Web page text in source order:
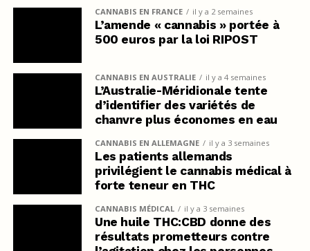
CANNABIS EN FRANCE il y a 2 semaines
L’amende « cannabis » portée à
500 euros par la loi RIPOST
CANNABIS EN AUSTRALIE il y a 4 semaines
L’Australie-Méridionale tente
d’identifier des variétés de
chanvre plus économes en eau
CANNABIS EN ALLEMAGNE il y a 3 semaines
Les patients allemands
privilégient le cannabis médical à
forte teneur en THC
CANNABIS MÉDICAL il y a 3 semaines
Une huile THC:CBD donne des
résultats prometteurs contre